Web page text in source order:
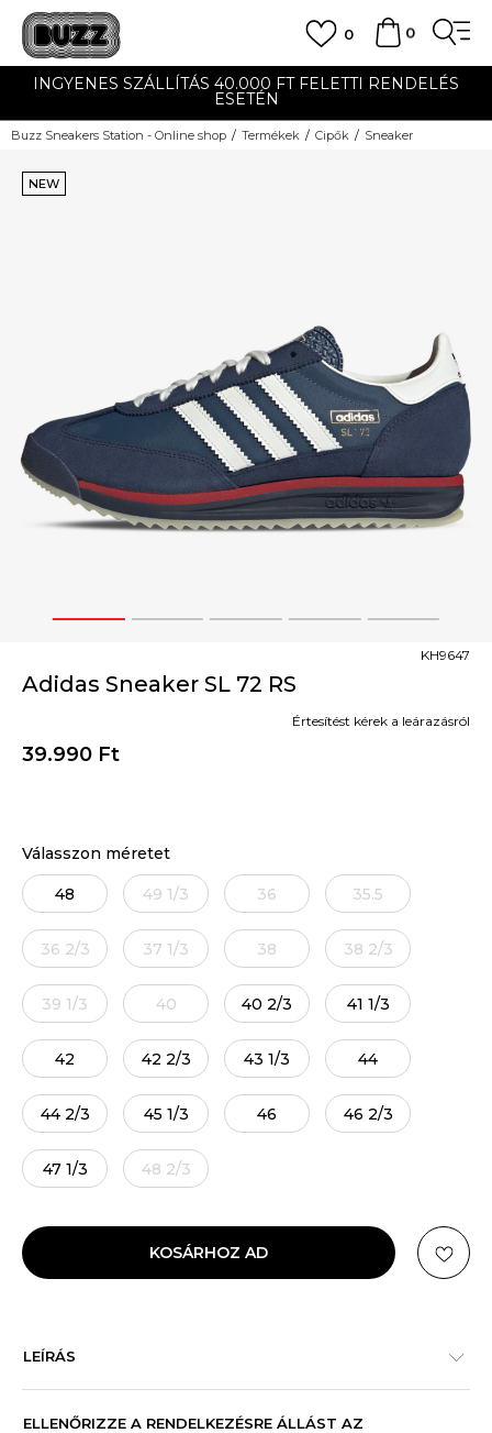
0
0
INGYENES SZÁLLÍTÁS 40.000 FT FELETTI RENDELÉS
ESETÉN
Buzz Sneakers Station - Online shop Termékek Cipők Sneaker
1 2 3 4 5
NEW
Adidas Sneaker SL 72 RS
KH9647
39.990 Ft
Értesítést kérek a leárazásról
Válasszon méretet
48 49 1/3 36 35.5
36 2/3 37 1/3 38 38 2/3
39 1/3 40 40 2/3 41 1/3
42 42 2/3 43 1/3 44
44 2/3 45 1/3 46 46 2/3
47 1/3 48 2/3
KOSÁRHOZ AD
LEÍRÁS
ELLENŐRIZZE A RENDELKEZÉSRE ÁLLÁST AZ